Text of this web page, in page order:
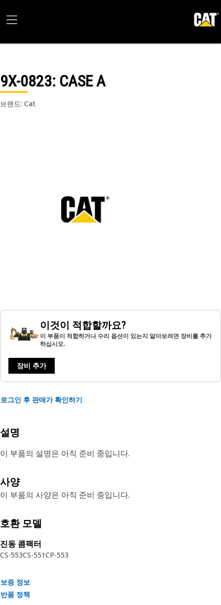
9X-0823: CASE A
브랜드: Cat
이것이 적합할까요?
이 부품이 적합하거나 수리 옵션이 있는지 알아보려면 장비를 추가
하십시오.
장비 추가
로그인 후 판매가 확인하기
설명
이 부품의 설명은 아직 준비 중입니다.
사양
이 부품의 사양은 아직 준비 중입니다.
호환 모델
진동 콤팩터
CS-553CS-551CP-553
보증 정보
반품 정책